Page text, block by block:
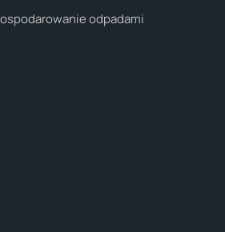
odpadami